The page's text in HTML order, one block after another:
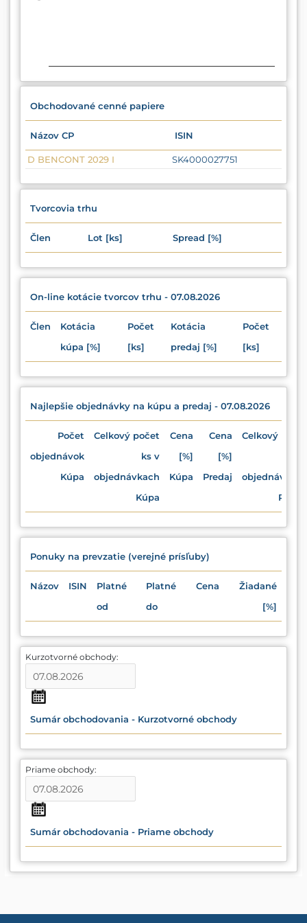
End of interactive chart.
Obchodované cenné papiere
Názov CP ISIN
D BENCONT 2029 I SK4000027751
Tvorcovia trhu
Člen Lot [ks] Spread [%]
On-line kotácie tvorcov trhu - 07.08.2026
Člen
Kotácia
kúpa [%]
Počet
[ks]
Kotácia
predaj [%]
Počet
[ks]
Najlepšie objednávky na kúpu a predaj - 07.08.2026
Počet
objednávok
Kúpa
Celkový počet
ks v
objednávkach
Kúpa
Cena
[%]
Kúpa
Cena
[%]
Predaj
Celkový počet
objednávkach
Predaj
Ponuky na prevzatie (verejné prísľuby)
Názov ISIN
Platné
od
Platné
do
Cena
Žiadané
[%]
Kurzotvorné obchody:
Sumár obchodovania - Kurzotvorné obchody
Priame obchody:
Sumár obchodovania - Priame obchody